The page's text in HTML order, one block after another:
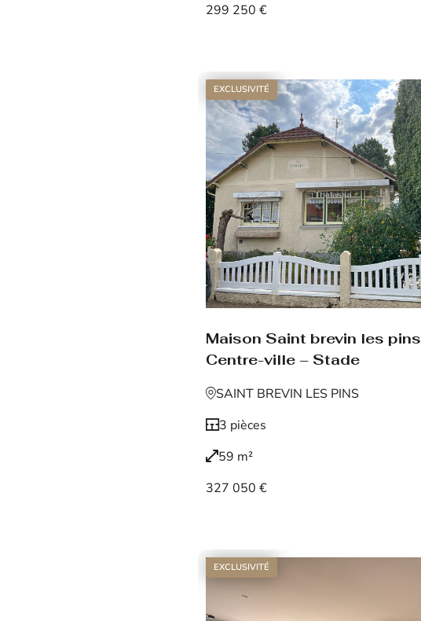
299 250 €
EXCLUSIVITÉ
Maison Saint brevin les pins
Centre-ville – Stade
SAINT BREVIN LES PINS
3 pièces
59 m²
327 050 €
EXCLUSIVITÉ